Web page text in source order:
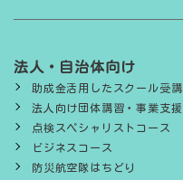
法人・自治体向け
助成金活用したスクール受講
法人向け団体講習・事業支援
点検スペシャリストコース
ビジネスコース
防災航空隊はちどり